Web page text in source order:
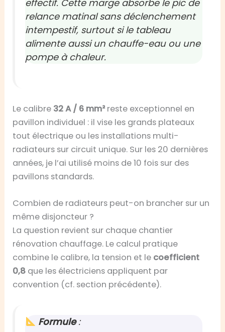
effectif. Cette marge absorbe le pic de
relance matinal sans déclenchement
intempestif, surtout si le tableau
alimente aussi un chauffe-eau ou une
pompe à chaleur.
Le calibre 32 A / 6 mm²reste exceptionnel en
pavillon individuel : il vise les grands plateaux
tout électrique ou les installations multi-
radiateurs sur circuit unique. Sur les 20 dernières
années, je l’ai utilisé moins de 10 fois sur des
pavillons standards.
Combien de radiateurs peut-on brancher sur un
même disjoncteur ?
La question revient sur chaque chantier
rénovation chauffage. Le calcul pratique
combine le calibre, la tension et le coefficient
0,8 que les électriciens appliquent par
convention (cf. section précédente).
Formule: